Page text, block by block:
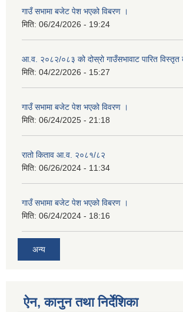
गाउँ सभामा बजेट पेश भएको विबरण ।
मिति: 06/24/2026 - 19:24
आ.व. २०८२/०८३ को दोस्रो गाउँसभावाट पारित विस्तृत
मिति: 04/22/2026 - 15:27
गाउँ सभामा बजेट पेश भएको विवरण ।
मिति: 06/24/2025 - 21:18
रातो किताव आ.व. २०८१/८२
मिति: 06/26/2024 - 11:34
गाउँ सभामा बजेट पेश भएको विबरण ।
मिति: 06/24/2024 - 18:16
अन्य
ऐन, कानुन तथा निर्देशिका